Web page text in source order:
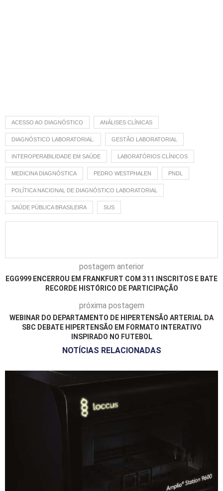
ACESSO AO DIAGNÓSTICO ANÁLISES CLÍNICAS
DIAGNÓSTICO LABORATORIAL. GESTÃO LABORATORIAL
INTEROPERABILIDADE EM SAÚDE LABORATÓRIOS CLÍNICOS
MEDICINA DIAGNÓSTICA PEDRO WESTPHALEN PNDL
POLÍTICA NACIONAL DE DIAGNÓSTICO LABORATORIAL
SAÚDE PÚBLICA BRASILEIRA SUS
postagem anterior
EGG999 ENCERROU EM FRANKFURT COM 311 INSCRITOS E BATE
RECORDE HISTÓRICO DE PARTICIPAÇÃO
próxima postagem
WEBINAR DO DEPARTAMENTO DE HIPERTENSÃO ARTERIAL DA
SBC DEBATE HIPERTENSÃO EM FORMATO INTERATIVO
INSPIRADO NO FUTEBOL
NOTÍCIAS RELACIONADAS